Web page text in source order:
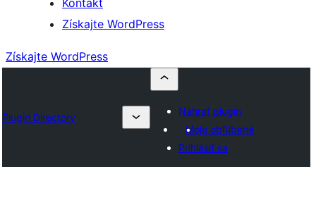
Kontakt
Získajte WordPress
Získajte WordPress
Plugin Directory
Nahrať plugin
Moje obľúbené
Prihlásiť sa